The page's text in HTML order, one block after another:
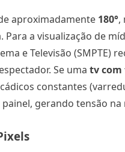
aproximadamente 180°,
a visualização de
e Televisão (SMPTE)
Se uma tv com
constantes
gerando tensão